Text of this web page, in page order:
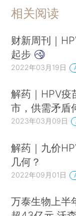
相关阅读
财新周刊｜
起步
2022年03月19日
解药｜HPV疫
市，供需矛盾
2023年03月09日
解药｜九价
几何？
2022年09月01日
万泰生物上半